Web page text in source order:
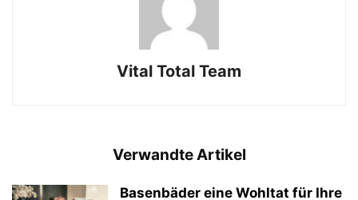
Vital Total Team
Verwandte Artikel
Basenbäder eine Wohltat für Ihre